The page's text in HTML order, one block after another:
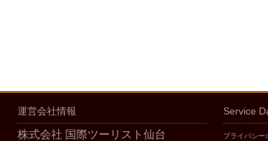
運営会社情報
株式会社 国際ツーリスト仙台
Service
プライバシー